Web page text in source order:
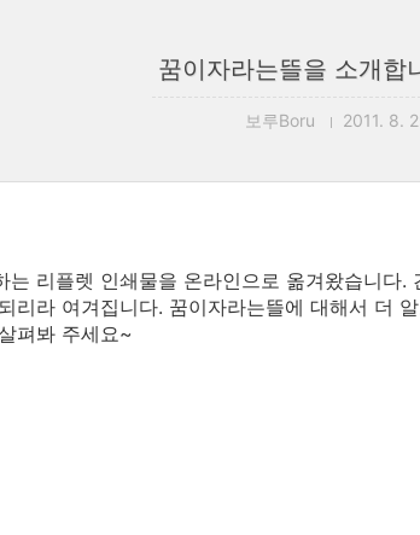
꿈이자라는뜰을 소개합
보루Boru 2011. 8.
는 리플렛 인쇄물을 온라인으로 옮겨왔습니다
리라 여겨집니다. 꿈이자라는뜰에 대해서 더
펴봐 주세요~